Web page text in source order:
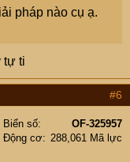
pháp nào cụ ạ.
tự ti
#6
Biển số
OF-325957
Động cơ
288,061 Mã lực